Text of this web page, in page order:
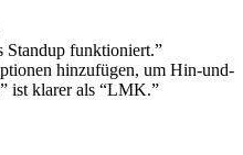
funktioniert.”
hinzufügen, um Hin-und-
ist klarer als “LMK.”